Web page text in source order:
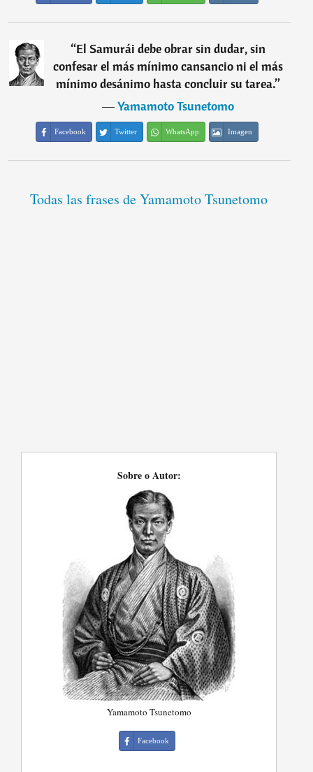
“El Samurái debe obrar sin dudar, sin
confesar el más mínimo cansancio ni el más
mínimo desánimo hasta concluir su tarea.”
―Yamamoto Tsunetomo
Facebook Twitter WhatsApp Imagen
Todas las frases de Yamamoto Tsunetomo
Sobre o Autor:
Yamamoto Tsunetomo
Facebook